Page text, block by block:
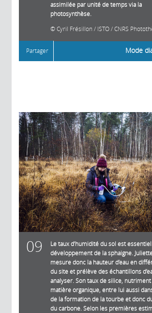
assimilée par unité de temps via la
photosynthèse.
Cyril Frésillon / ISTO / CNRS
Mode
Partager
09
Le taux d’humidité du sol est
développement de la sphaigne.
mesure donc la hauteur d’eau en
du site et prélève des échantillons
analyser. Son taux de silice, nutriment
matière organique, entre lui aussi
de la formation de la tourbe et donc
du carbone. Selon les premières